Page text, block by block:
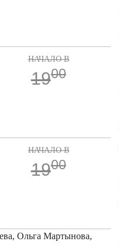
НАЧАЛО В
1900
НАЧАЛО В
1900
Ольга Мартынова,